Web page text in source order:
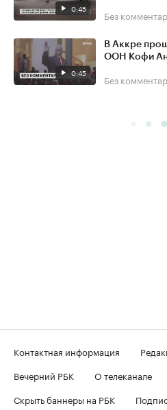
0:45 Без
0:45
В Аккре
ООН Кофи
Без
Контактная информация
Вечерний РБК
О телеканале
Скрыть баннеры на РБК